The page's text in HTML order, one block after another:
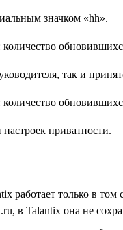
значком «hh».
так и
приватности.
работает только в
в Talantix она не